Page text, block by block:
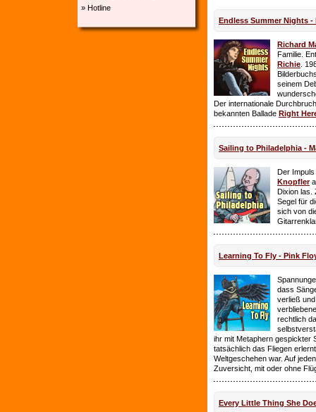
» Hotline
Endless Summer Nights -
Richard
Familie.
Richie .
seinem
Der internationale
bekannten Ballade Right
Sailing to Philadelphia -
Der
Knopfler
Dixion las.
Segel für
sich von
Learning To Fly - Pink
dass
verließ
rechtlich
ihr mit Metaphern gespickter
tatsächlich das Fliegen
Weltgeschehen war. Auf
Zuversicht, mit oder ohne
Every Little Thing She